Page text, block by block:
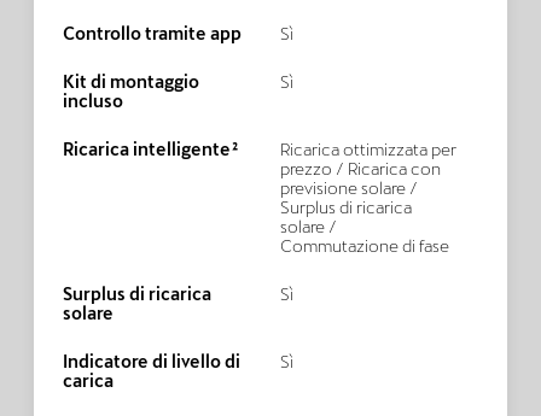
Controllo tramite app Sì
Kit di montaggio
incluso
Sì
Ricarica intelligente²
Ricarica ottimizzata per
prezzo / Ricarica con
previsione solare /
Surplus di ricarica
solare /
Commutazione di fase
Surplus di ricarica
solare
Sì
Indicatore di livello di
carica
Sì